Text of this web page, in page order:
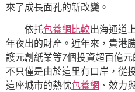
來了成長面孔的新改變。
依托包養網比較出海通道
年夜出的財產。近年來，貴港
護元創紙業等7個投資超百億
不只僅是由於這里有口岸，從
這座城市的熱忱包養網 、效力